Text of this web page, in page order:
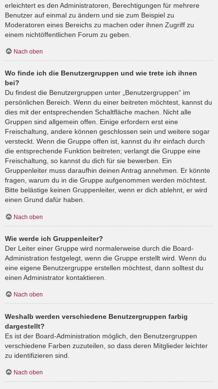
erleichtert es den Administratoren, Berechtigungen für mehrere
Benutzer auf einmal zu ändern und sie zum Beispiel zu
Moderatoren eines Bereichs zu machen oder ihnen Zugriff zu
einem nichtöffentlichen Forum zu geben.
Nach oben
Wo finde ich die Benutzergruppen und wie trete ich ihnen
bei?
Du findest die Benutzergruppen unter „Benutzergruppen“ im
persönlichen Bereich. Wenn du einer beitreten möchtest, kannst du
dies mit der entsprechenden Schaltfläche machen. Nicht alle
Gruppen sind allgemein offen. Einige erfordern erst eine
Freischaltung, andere können geschlossen sein und weitere sogar
versteckt. Wenn die Gruppe offen ist, kannst du ihr einfach durch
die entsprechende Funktion beitreten; verlangt die Gruppe eine
Freischaltung, so kannst du dich für sie bewerben. Ein
Gruppenleiter muss daraufhin deinen Antrag annehmen. Er könnte
fragen, warum du in die Gruppe aufgenommen werden möchtest.
Bitte belästige keinen Gruppenleiter, wenn er dich ablehnt, er wird
einen Grund dafür haben.
Nach oben
Wie werde ich Gruppenleiter?
Der Leiter einer Gruppe wird normalerweise durch die Board-
Administration festgelegt, wenn die Gruppe erstellt wird. Wenn du
eine eigene Benutzergruppe erstellen möchtest, dann solltest du
einen Administrator kontaktieren.
Nach oben
Weshalb werden verschiedene Benutzergruppen farbig
dargestellt?
Es ist der Board-Administration möglich, den Benutzergruppen
verschiedene Farben zuzuteilen, so dass deren Mitglieder leichter
zu identifizieren sind.
Nach oben